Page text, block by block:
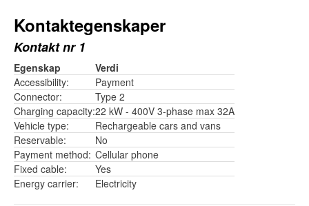
Kontaktegenskaper
Kontakt nr 1
Egenskap
Verdi
Accessibility:
Payment
Connector:
Type 2
Charging capacity:22 kW - 400V 3-phase max 32A
Vehicle type:
Rechargeable cars and vans
Reservable:
No
Payment method: Cellular phone
Fixed cable:
Yes
Energy carrier:
Electricity